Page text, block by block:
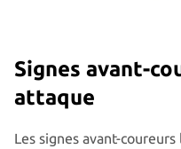
Signes avant-
attaque
Les signes avant-